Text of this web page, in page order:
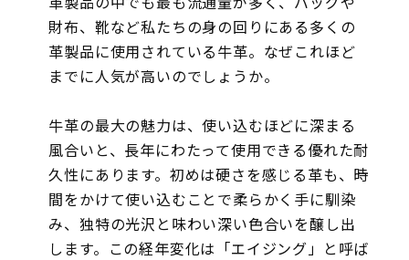
財布、靴など私たちの身の回りにある多くの
革製品に使用されている牛革。なぜこれほど
までに人気が高いのでしょうか。
牛革の最大の魅力は、使い込むほどに深まる
風合いと、長年にわたって使用できる優れた耐
久性にあります。初めは硬さを感じる革も、時
間をかけて使い込むことで柔らかく手に馴染
み、独特の光沢と味わい深い色合いを醸し出
します。この経年変化は「エイジング」と呼ば